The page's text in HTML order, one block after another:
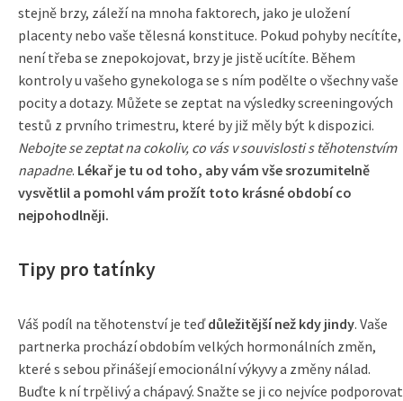
stejně brzy, záleží na mnoha faktorech, jako je uložení
placenty nebo vaše tělesná konstituce. Pokud pohyby necítíte,
není třeba se znepokojovat, brzy je jistě ucítíte. Během
kontroly u vašeho gynekologa se s ním podělte o všechny vaše
pocity a dotazy. Můžete se zeptat na výsledky screeningových
testů z prvního trimestru, které by již měly být k dispozici.
Nebojte se zeptat na cokoliv, co vás v souvislosti s těhotenstvím
napadne. Lékař je tu od toho, aby vám vše srozumitelně
vysvětlil a pomohl vám prožít toto krásné období co
nejpohodlněji.
Tipy pro tatínky
Váš podíl na těhotenství je teďdůležitější než kdy jindy. Vaše
partnerka prochází obdobím velkých hormonálních změn,
které s sebou přinášejí emocionální výkyvy a změny nálad.
Buďte k ní trpělivý a chápavý. Snažte se ji co nejvíce podporovat